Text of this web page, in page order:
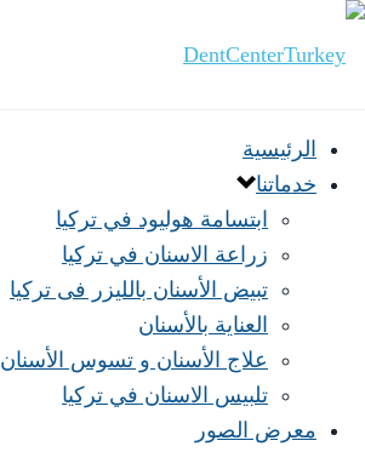
الرئيسية
خدماتنا
ابتسامة هوليود في تركيا
زراعة الاسنان في تركيا
تبيض الأسنان بالليزر فى تركيا
العناية بالأسنان
علاج الأسنان و تسوس الأسنان
تلبيس الاسنان في تركيا
معرض الصور